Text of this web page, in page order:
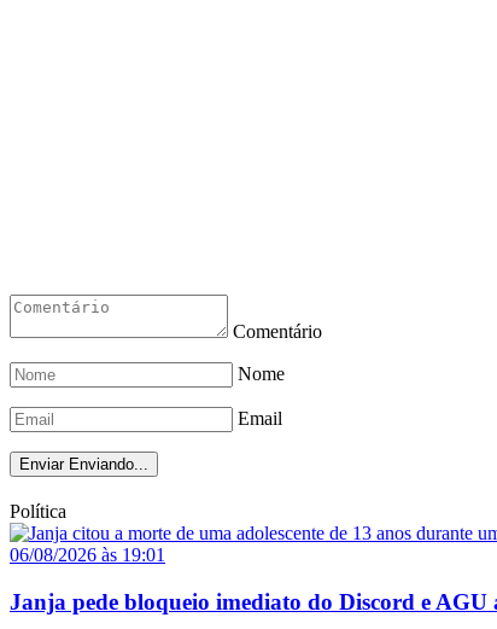
Comentário
Nome
Email
Enviar Enviando...
Política
06/08/2026 às 19:01
Janja pede bloqueio imediato do Discord e